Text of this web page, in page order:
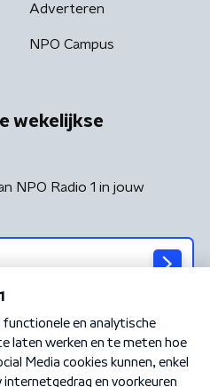
Adverteren
NPO Campus
wekelijkse
NPO Radio 1 in jouw